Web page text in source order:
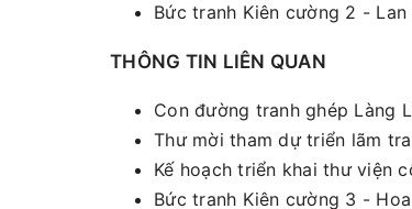
Bức tranh Kiên cường 2 -
THÔNG TIN LIÊN QUAN
Con đường tranh ghép Làng
Thư mời tham dự triển lãm
Kế hoạch triển khai thư viện
Bức tranh Kiên cường 3 -